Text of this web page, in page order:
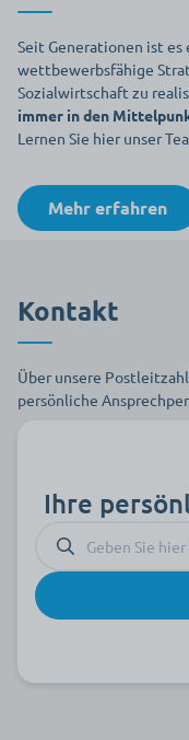
Seit Generationen ist es
wettbewerbsfähige
Sozialwirtschaft zu
immer in den
Lernen Sie hier unser
Mehr erfahren
Kontakt
Über unsere
persönliche
Ihre